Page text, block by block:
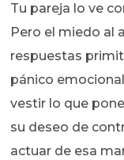
Tu pareja lo ve
Pero el miedo al
respuestas
pánico
vestir lo que
su deseo de
actuar de esa